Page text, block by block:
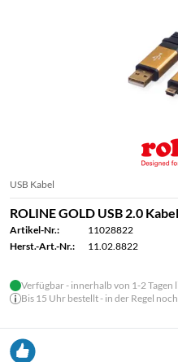
USB Kabel
ROLINE GOLD USB 2.0
Artikel-Nr.:
11028822
Herst.-Art.-Nr.:
11.02.8822
Verfügbar - innerhalb von 1-2 Tagen
Bis 15 Uhr bestellt - in der Regel